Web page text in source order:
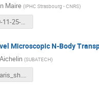
Maire (IPHC Strasbourg - CNRS)
Conf-2019-11-25-GDR-QCD-Orsay-ITS3+ANGHIE.pdf
Microscopic N-Body
(SUBATECH)
aichelin_paris_sh.pdf